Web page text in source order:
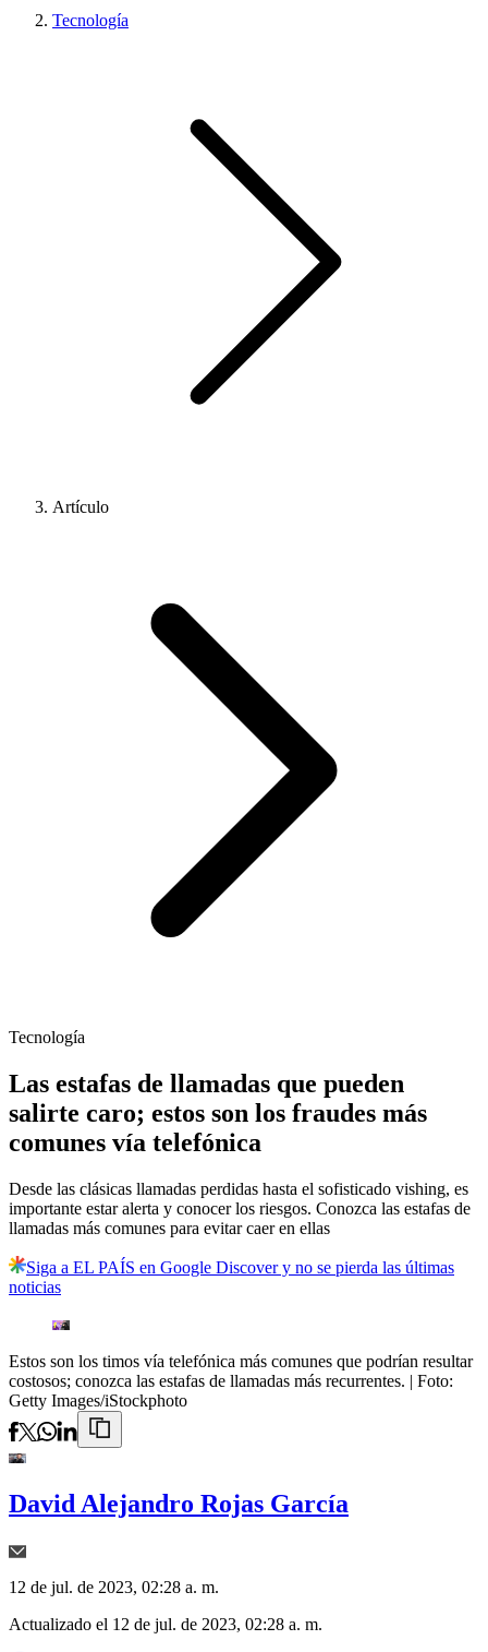
Tecnología
Artículo
Tecnología
Las estafas de llamadas que pueden
salirte caro; estos son los fraudes más
comunes vía telefónica
Desde las clásicas llamadas perdidas hasta el sofisticado vishing, es
importante estar alerta y conocer los riesgos. Conozca las estafas de
llamadas más comunes para evitar caer en ellas
Siga a EL PAÍS en Google Discover y no se pierda las últimas
noticias
Estos son los timos vía telefónica más comunes que podrían resultar
costosos; conozca las estafas de llamadas más recurrentes. | Foto:
Getty Images/iStockphoto
David Alejandro Rojas García
12 de jul. de 2023, 02:28 a. m.
Actualizado el 12 de jul. de 2023, 02:28 a. m.